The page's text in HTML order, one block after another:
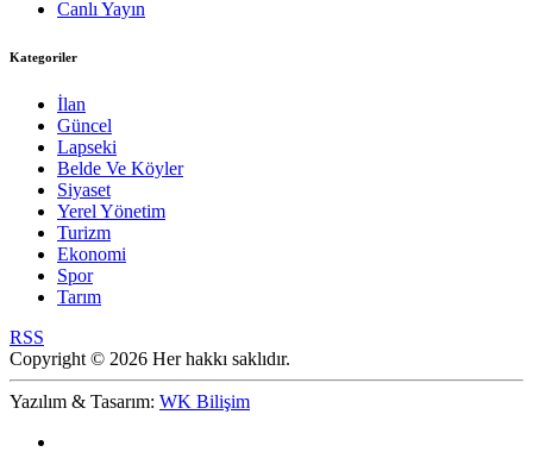
Canlı Yayın
Kategoriler
İlan
Güncel
Lapseki
Belde Ve Köyler
Siyaset
Yerel Yönetim
Turizm
Ekonomi
Spor
Tarım
RSS
Copyright © 2026 Her hakkı saklıdır.
Yazılım & Tasarım: WK Bilişim